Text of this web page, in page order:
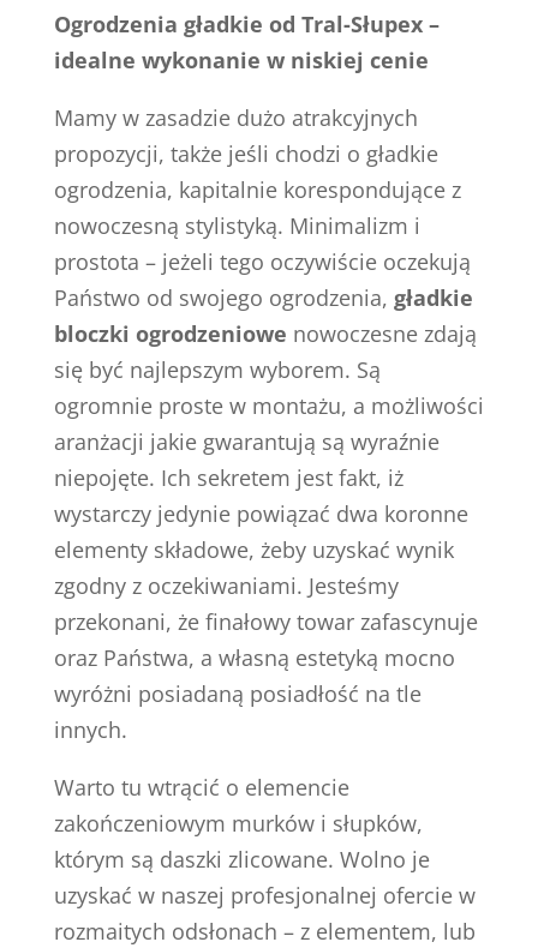
Ogrodzenia gładkie od Tral-Słupex –
idealne wykonanie w niskiej cenie
Mamy w zasadzie dużo atrakcyjnych
propozycji, także jeśli chodzi o gładkie
ogrodzenia, kapitalnie korespondujące z
nowoczesną stylistyką. Minimalizm i
prostota – jeżeli tego oczywiście oczekują
Państwo od swojego ogrodzenia, gładkie
bloczki ogrodzeniowe nowoczesne zdają
się być najlepszym wyborem. Są
ogromnie proste w montażu, a możliwości
aranżacji jakie gwarantują są wyraźnie
niepojęte. Ich sekretem jest fakt, iż
wystarczy jedynie powiązać dwa koronne
elementy składowe, żeby uzyskać wynik
zgodny z oczekiwaniami. Jesteśmy
przekonani, że finałowy towar zafascynuje
oraz Państwa, a własną estetyką mocno
wyróżni posiadaną posiadłość na tle
innych.
Warto tu wtrącić o elemencie
zakończeniowym murków i słupków,
którym są daszki zlicowane. Wolno je
uzyskać w naszej profesjonalnej ofercie w
rozmaitych odsłonach – z elementem, lub